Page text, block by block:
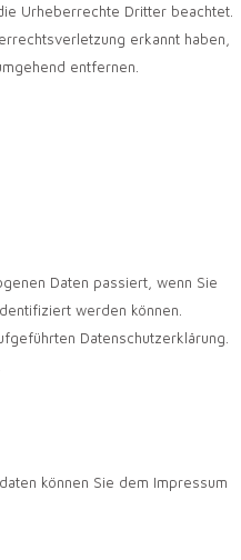
Urheberrechte Dritter beachtet.
erkannt haben,
entfernen.
Daten passiert, wenn Sie
werden können.
Datenschutzerklärung.
können Sie dem Impressum